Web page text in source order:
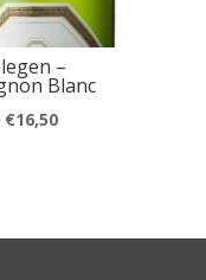
–
Blanc
Oorspronkelijke
€16,50Huidige